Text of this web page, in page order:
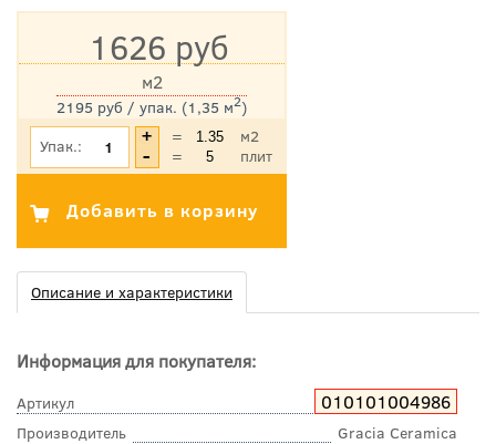
1626 руб
2195 руб / упак. (1,35 м2)
м2
*Цена указана с учетом НДС
Упак.: =
м2
=
плит
Описание и характеристики
Информация для покупателя:
Артикул 010101004986
Производитель
Gracia Ceramica